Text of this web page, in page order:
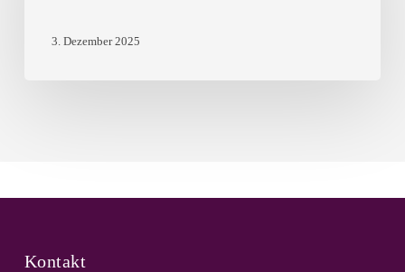
3. Dezember 2025
Kontakt